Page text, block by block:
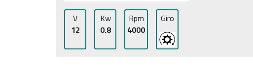
V
12
Kw
0.8
Rpm
4000
Giro